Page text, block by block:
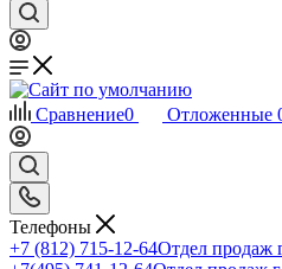
Сравнение0 Отложенные
Телефоны
+7 (812) 715-12-64Отдел продаж